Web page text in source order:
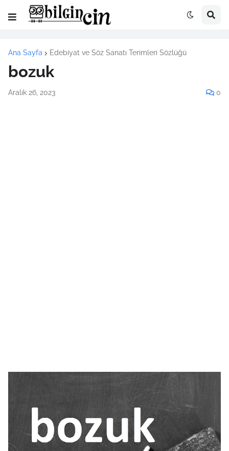
Ana Sayfa Edebiyat ve Söz Sanatı Terimleri Sözlüğü
bozuk
Aralık 26, 2023 0